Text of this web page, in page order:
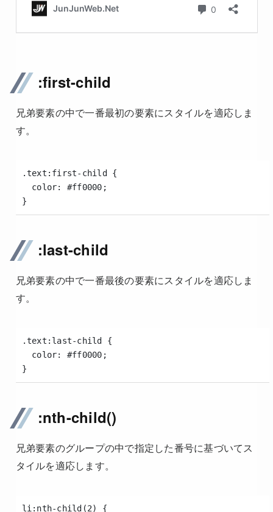
:first-child
兄弟要素の中で一番最初の要素にスタイルを適応しま
す。
.text:first-child {
  color: #ff0000;
}
:last-child
兄弟要素の中で一番最後の要素にスタイルを適応しま
す。
.text:last-child {
  color: #ff0000;
}
:nth-child()
兄弟要素のグループの中で指定した番号に基づいてス
タイルを適応します。
li:nth-child(2) {